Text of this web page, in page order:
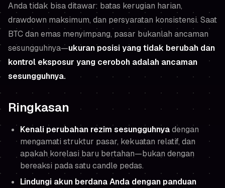
Anda tidak bisa ditawar: batas kerugian harian,
drawdown maksimum, dan persyaratan konsistensi. Saat
BTC dan emas menyimpang, pasar bukanlah ancaman
sesungguhnya—ukuran posisi yang tidak berubah dan
kontrol eksposur yang ceroboh adalah ancaman
sesungguhnya.
Ringkasan
Kenali perubahan rezim sesungguhnyadengan
mengamati struktur pasar, kekuatan relatif, dan
apakah korelasi baru bertahan—bukan dengan
bereaksi pada satu candle pedas.
Lindungi akun berdana Anda dengan panduan